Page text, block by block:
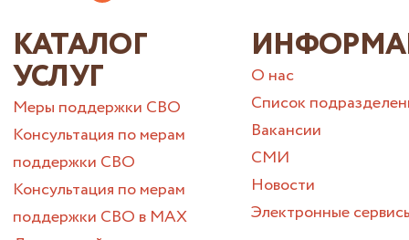
КАТАЛОГ
УСЛУГ
Меры поддержки СВО
Консультация по мерам
поддержки СВО
Консультация по мерам
поддержки СВО в МАХ
О нас
Список
Вакансии
СМИ
Новости
Электронные